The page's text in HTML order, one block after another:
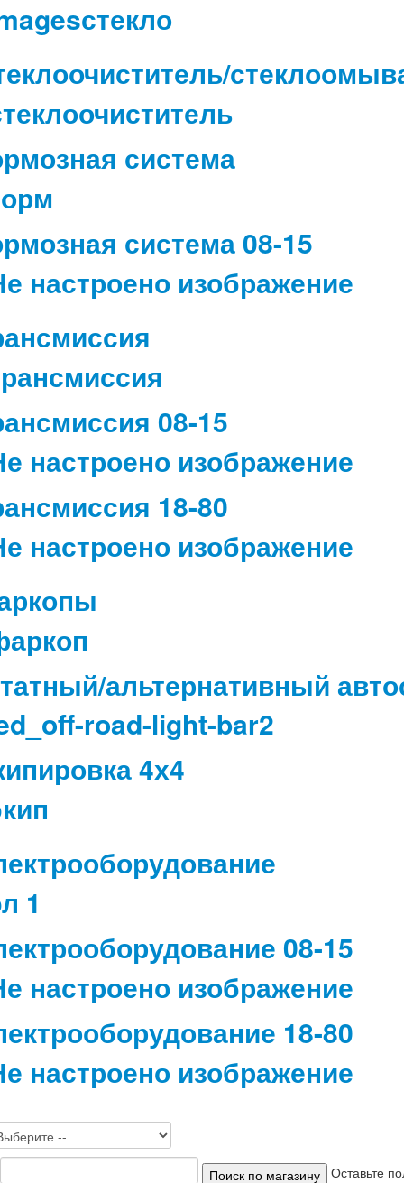
система
система 08-15
08-15
18-80
альтернативный
4х4
08-15
18-80
Оставьте